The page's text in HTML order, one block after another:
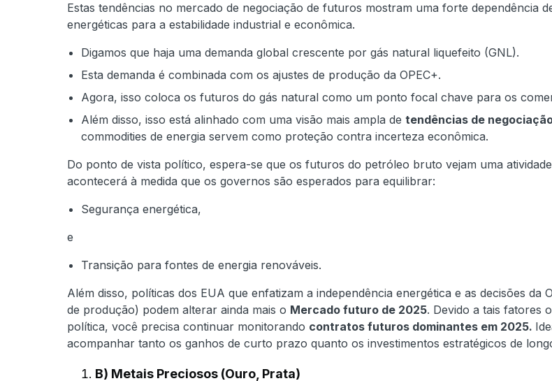
Estas tendências no mercado de negociação de futuros mostram uma forte dependência
energéticas para a estabilidade industrial e econômica.
Digamos que haja uma demanda global crescente por gás natural liquefeito (GNL).
Esta demanda é combinada com os ajustes de produção da OPEC+.
Agora, isso coloca os futuros do gás natural como um ponto focal chave para os
Além disso, isso está alinhado com uma visão mais ampla de tendências de
commodities de energia servem como proteção contra incerteza econômica.
Do ponto de vista político, espera-se que os futuros do petróleo bruto vejam uma
acontecerá à medida que os governos são esperados para equilibrar:
Segurança energética,
e
Transição para fontes de energia renováveis.
Além disso, políticas dos EUA que enfatizam a independência energética e as decisões da
de produção) podem alterar ainda mais o Mercado futuro de 2025. Devido a tais fatores
política, você precisa continuar monitorando contratos futuros dominantes em 2025.
acompanhar tanto os ganhos de curto prazo quanto os investimentos estratégicos de
B) Metais Preciosos (Ouro, Prata)